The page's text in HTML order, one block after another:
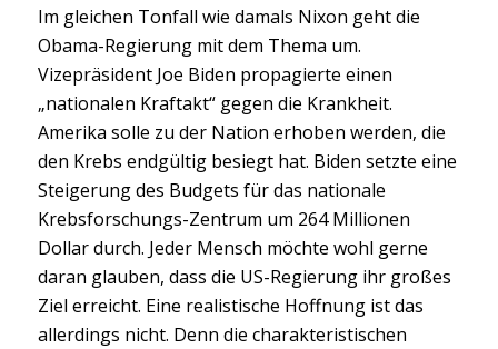
Im gleichen Tonfall wie damals Nixon geht die
Obama-Regierung mit dem Thema um.
Vizepräsident Joe Biden propagierte einen
„nationalen Kraftakt“ gegen die Krankheit.
Amerika solle zu der Nation erhoben werden, die
den Krebs endgültig besiegt hat. Biden setzte eine
Steigerung des Budgets für das nationale
Krebsforschungs-Zentrum um 264 Millionen
Dollar durch. Jeder Mensch möchte wohl gerne
daran glauben, dass die US-Regierung ihr großes
Ziel erreicht. Eine realistische Hoffnung ist das
allerdings nicht. Denn die charakteristischen